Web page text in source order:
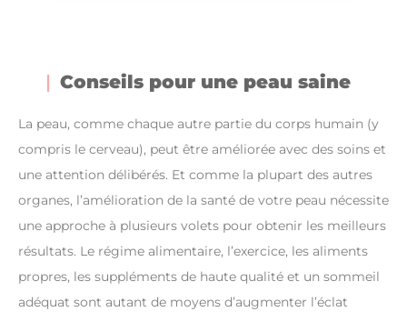
Conseils pour une peau saine
La peau, comme chaque autre partie du corps humain (y
compris le cerveau), peut être améliorée avec des soins et
une attention délibérés. Et comme la plupart des autres
organes, l’amélioration de la santé de votre peau nécessite
une approche à plusieurs volets pour obtenir les meilleurs
résultats. Le régime alimentaire, l’exercice, les aliments
propres, les suppléments de haute qualité et un sommeil
adéquat sont autant de moyens d’augmenter l’éclat